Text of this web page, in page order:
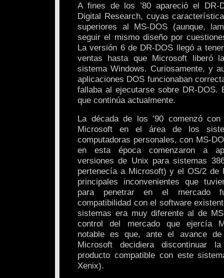
A fines de los ’80 apareció el DR-
Digital Research, cuyas
superiores al MS-DOS (aunque,
seguir el mismo diseño por
La versión 6 de DR-DOS llegó a
ventas hasta que Microsoft liberó
sistema Windows. Curiosamente, y
aplicaciones DOS funcionaban
fallaba al ejecutarse sobre DR-DOS.
que continúa actualmente.
La década de los ’90 comenzó
Microsoft en el área de los
computadoras personales, con MS-
en esta época comenzaron a
versiones de Unix para sistemas
pertenecía a Microsoft) y el OS/2 de
principales inconvenientes que
para penetrar en el mercado
compatibilidad con el software
sistemas era muy diferente al de
control del mercado que ejercía
notable es que, ante el avance
Microsoft decidiera discontinuar
producto compatible con este
Xenix).